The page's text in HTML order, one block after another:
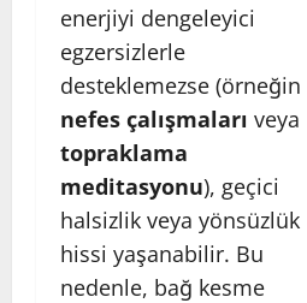
enerjiyi dengeleyici
egzersizlerle
desteklemezse (örneğin
nefes çalışmaları veya
topraklama
meditasyonu), geçici
halsizlik veya yönsüzlük
hissi yaşanabilir. Bu
nedenle, bağ kesme